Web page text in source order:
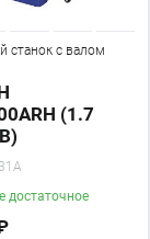
станок с валом
(1.7
достаточное